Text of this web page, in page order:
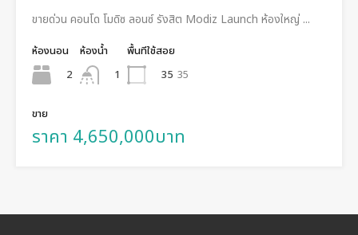
ขายด่วน คอนโด โมดิซ ลอนซ์ รังสิต Modiz Launch ห้องใหญ่ ...
ห้องนอน
2
ห้องน้ำ
1
พื้นทีใช้สอย
35 35
ขาย
ราคา 4,650,000บาท